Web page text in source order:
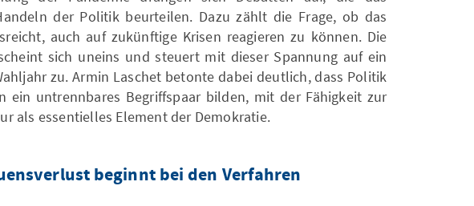
der Politik beurteilen. Dazu zählt die Frage, ob das
auch auf zukünftige Krisen reagieren zu können. Die
sich uneins und steuert mit dieser Spannung auf ein
zu. Armin Laschet betonte dabei deutlich, dass Politik
ein untrennbares Begriffspaar bilden, mit der Fähigkeit zur
als essentielles Element der Demokratie.
beginnt bei den Verfahren